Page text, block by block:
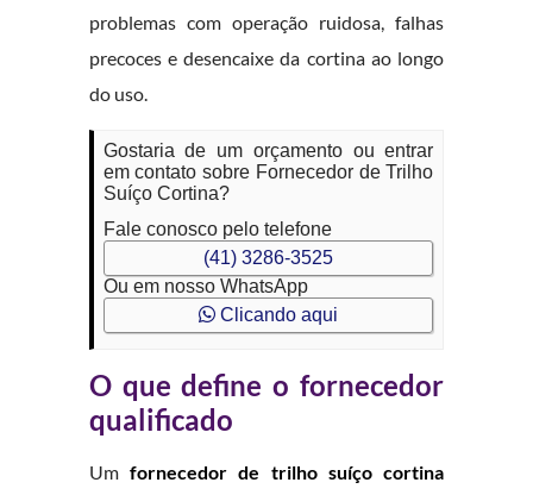
problemas com operação ruidosa, falhas
precoces e desencaixe da cortina ao longo
do uso.
Gostaria de um orçamento ou entrar
em contato sobre Fornecedor de Trilho
Suíço Cortina?
Fale conosco pelo telefone
(41) 3286-3525
Ou em nosso WhatsApp
Clicando aqui
O que define o fornecedor
qualificado
Umfornecedor de trilho suíço cortina